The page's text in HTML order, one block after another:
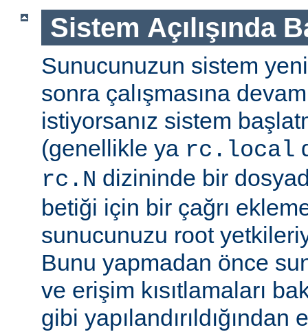
Sistem Açılışında
Sunucunuzun sistem
sonra çalışmasına
istiyorsanız sistem
(genellikle ya rc.local
rc.N dizininde bir
betiği için bir çağrı
sunucunuzu root
Bunu yapmadan önce
ve erişim kısıtlamaları
gibi